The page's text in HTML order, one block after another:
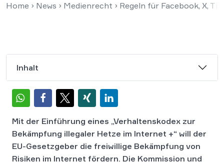
Home › News › Medienrecht › Regeln für Facebook, X,
Inhalt
Mit der Einführung eines „Verhaltenskodex zur
Bekämpfung illegaler Hetze im Internet +“ will der
EU-Gesetzgeber die freiwillige Bekämpfung von
Risiken im Internet fördern. Die Kommission und